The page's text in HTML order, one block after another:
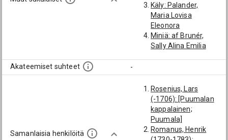
Käly: Palander,
Maria Lovisa
Eleonora
Miniä: af Brunér,
Sally Alina Emilia
Akateemiset suhteet -
Samanlaisia henkilöitä
Rosenius, Lars
(-1706): [Puumalan
kappalainen;
Puumala]
Romanus, Henrik